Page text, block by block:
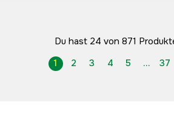
Du hast 24 von 871
1
2 3 4 5 … 37